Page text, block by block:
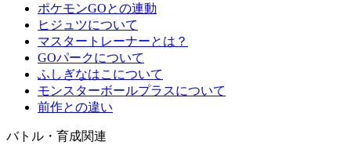
ポケモンGOとの連動
ヒジュツについて
マスタートレーナーとは？
GOパークについて
ふしぎなはこについて
モンスターボールプラスについて
前作との違い
バトル・育成関連